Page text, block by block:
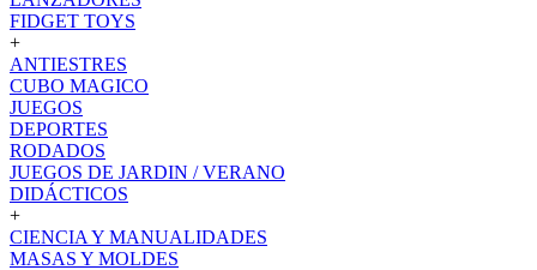
FIDGET TOYS
+
ANTIESTRES
CUBO MAGICO
JUEGOS
DEPORTES
RODADOS
JUEGOS DE JARDIN / VERANO
DIDÁCTICOS
+
CIENCIA Y MANUALIDADES
MASAS Y MOLDES